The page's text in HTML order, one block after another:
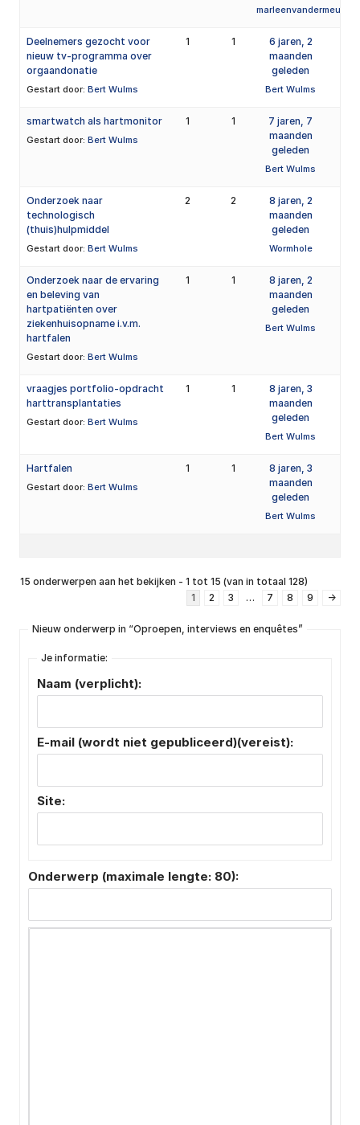
marleenvandermeul3
Deelnemers gezocht voor
nieuw tv-programma over
orgaandonatie
Gestart door: Bert Wulms
1 1
6 jaren, 2
maanden
geleden
Bert Wulms
smartwatch als hartmonitor
Gestart door: Bert Wulms
1 1
7 jaren, 7
maanden
geleden
Bert Wulms
Onderzoek naar
technologisch
(thuis)hulpmiddel
Gestart door: Bert Wulms
2 2
8 jaren, 2
maanden
geleden
Wormhole
Onderzoek naar de ervaring
en beleving van
hartpatiënten over
ziekenhuisopname i.v.m.
hartfalen
Gestart door: Bert Wulms
1 1
8 jaren, 2
maanden
geleden
Bert Wulms
vraagjes portfolio-opdracht
harttransplantaties
Gestart door: Bert Wulms
1 1
8 jaren, 3
maanden
geleden
Bert Wulms
Hartfalen
Gestart door: Bert Wulms
1 1
8 jaren, 3
maanden
geleden
Bert Wulms
15 onderwerpen aan het bekijken - 1 tot 15 (van in totaal 128)
1
2 3 … 7 8 9 →
Nieuw onderwerp in “Oproepen, interviews en enquêtes”
Je informatie:
Naam (verplicht):
E-mail (wordt niet gepubliceerd)(vereist):
Site:
Onderwerp (maximale lengte: 80):